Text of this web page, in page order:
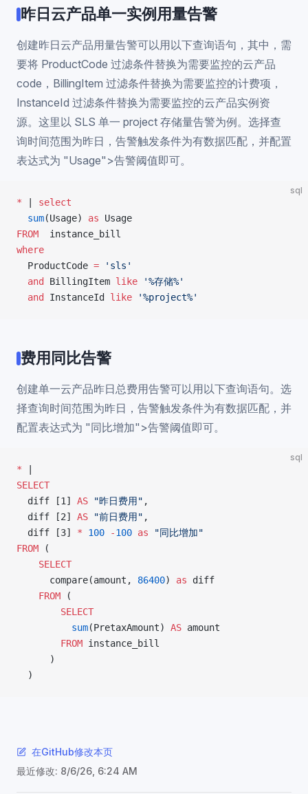
昨日云产品单一实例用量告警
创建昨日云产品用量告警可以用以下查询语句，其中，需
要将 ProductCode 过滤条件替换为需要监控的云产品
code，BillingItem 过滤条件替换为需要监控的计费项，
InstanceId 过滤条件替换为需要监控的云产品实例资
源。这里以 SLS 单一 project 存储量告警为例。选择查
询时间范围为昨日，告警触发条件为有数据匹配，并配置
表达式为 "Usage">告警阈值即可。
sql
*
select
  sum
(Usage) as Usage
FROM
  instance_bill
where
  ProductCode
= 'sls'
  and
BillingItem like '%存储%'
  and
InstanceId like '%project%'
费用同比告警
创建单一云产品昨日总费用告警可以用以下查询语句。选
择查询时间范围为昨日，告警触发条件为有数据匹配，并
配置表达式为 "同比增加">告警阈值即可。
sql
*
SELECT
  diff [1]
AS "昨日费用" ,
  diff [2]
AS "前日费用" ,
  diff [3]
* 100 -100 as "同比增加"
FROM (
    SELECT
      compare(amount,
86400) as diff
    FROM
(
        SELECT
          sum
(PretaxAmount) AS amount
        FROM
instance_bill
      )
  )
在GitHub修改本页
最近修改: 8/6/26, 6:24 AM